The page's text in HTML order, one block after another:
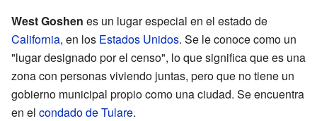
West Goshen es un lugar especial en el estado de
California, en los Estados Unidos. Se le conoce como un
"lugar designado por el censo", lo que significa que es una
zona con personas viviendo juntas, pero que no tiene un
gobierno municipal propio como una ciudad. Se encuentra
en el condado de Tulare.